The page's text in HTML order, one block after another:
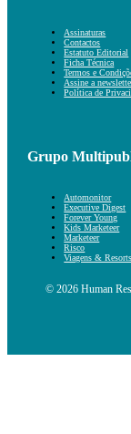
Assinaturas
Contactos
Estatuto Editorial
Ficha Técnica
Termos e
Assine a
Política de
Grupo
Automonitor
Executive Digest
Forever Young
Kids Marketeer
Marketeer
Risco
Viagens & Resorts
© 2026 Human